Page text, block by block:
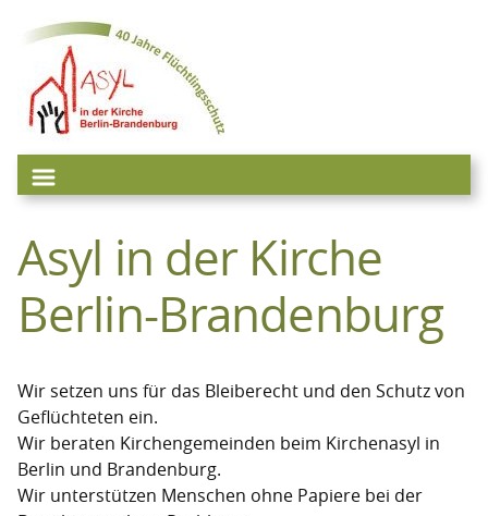
Inhalt
springen
Asyl in der Kirche
Berlin-Brandenburg
Wir setzen uns für das Bleiberecht und den Schutz von
Geflüchteten ein.
Wir beraten Kirchengemeinden beim Kirchenasyl in
Berlin und Brandenburg.
Wir unterstützen Menschen ohne Papiere bei der